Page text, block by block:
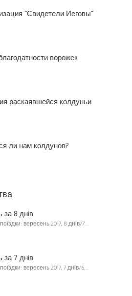
“Свидетели Иеговы”
ворожек
раскаявшейся колдуньи
ли нам колдунов?
за 8 днів
вересень 2017, 8 днів/7…
за 7 днів
вересень 2017, 7 днів/6…